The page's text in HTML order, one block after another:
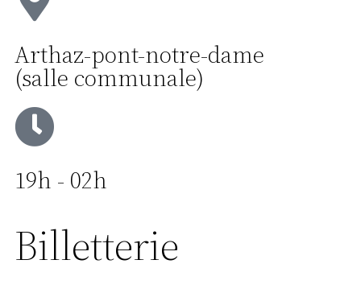
Arthaz-pont-notre-dame
(salle communale)
19h - 02h
Billetterie